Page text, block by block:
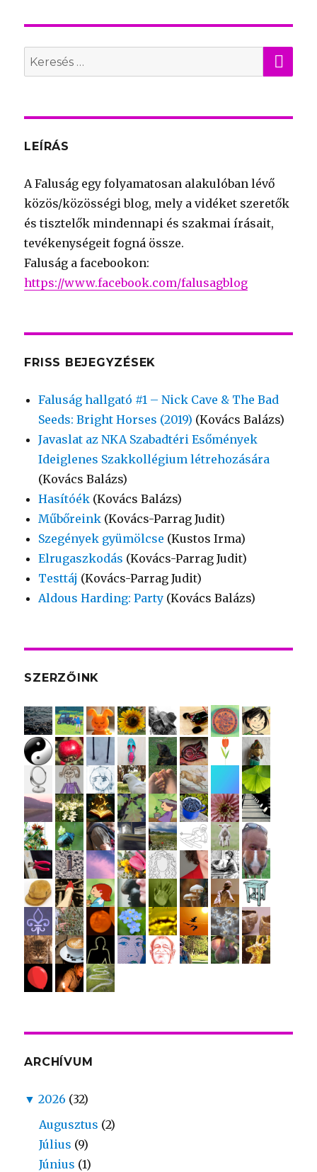
Search
for:
LEÍRÁS
A Faluság egy folyamatosan alakulóban lévő
közös/közösségi blog, mely a vidéket szeretők
és tisztelők mindennapi és szakmai írásait,
tevékenységeit fogná össze.
Faluság a facebookon:
https://www.facebook.com/falusagblog
FRISS BEJEGYZÉSEK
Faluság hallgató #1 – Nick Cave & The Bad
Seeds: Bright Horses (2019) (Kovács Balázs)
Javaslat az NKA Szabadtéri Esőmények
Ideiglenes Szakkollégium létrehozására
(Kovács Balázs)
Hasítóék (Kovács Balázs)
Műbőreink (Kovács-Parrag Judit)
Szegények gyümölcse (Kustos Irma)
Elrugaszkodás (Kovács-Parrag Judit)
Testtáj (Kovács-Parrag Judit)
Aldous Harding: Party (Kovács Balázs)
SZERZŐINK
ARCHÍVUM
▼ 2026 (32)
Augusztus (2)
Július (9)
Június (1)